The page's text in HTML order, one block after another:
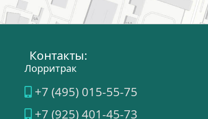
Контакты:
Лорритрак
+7 (495) 015-55-75
+7 (925) 401-45-73